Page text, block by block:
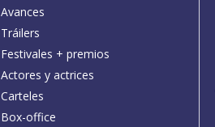
Avances
Tráilers
Festivales + premios
Actores y actrices
Carteles
Box-office